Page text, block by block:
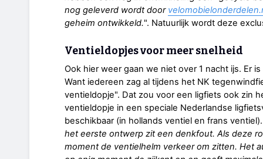
nog geleverd wordt door
geheim ontwikkeld.". Natuurlijk wordt deze
Ventieldopjes voor meer snelheid
Ook hier weer gaan we niet over 1 nacht ijs. Er
Want iedereen zag al tijdens het NK
ventieldopje". Dat zou voor een ligfiets ook zin
ventieldopje in een speciale Nederlandse
beschikbaar (in hollands ventiel en frans
het eerste ontwerp zit een denkfout. Als deze
moment de ventielhelm verkeer om zitten. Het